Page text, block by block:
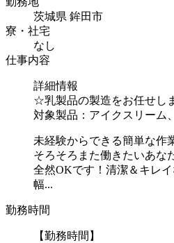
茨城県 鉾田市
寮・社宅
なし
仕事内容
詳細情報
☆乳製品の製造をお任せし
対象製品：アイクスリーム
未経験からできる簡単な作
そろそろまた働きたいあな
全然OKです！清潔＆キレイ
幅...
勤務時間
【勤務時間】